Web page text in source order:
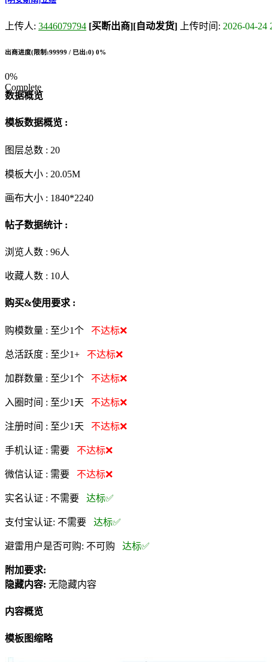
上传人: 3446079794 [买断出商][自动发货] 上传时间: 2026-04-24
出商进度(限制:99999 / 已出:0) 0%
0%
Complete
数据概览
模板数据概览 :
图层总数 : 20
模板大小 : 20.05M
画布大小 : 1840*2240
帖子数据统计 :
浏览人数 : 96人
收藏人数 : 10人
购买&使用要求 :
购模数量 : 至少1个 不达标❌
总活跃度 : 至少1+ 不达标❌
加群数量 : 至少1个 不达标❌
入圈时间 : 至少1天 不达标❌
注册时间 : 至少1天 不达标❌
手机认证 : 需要 不达标❌
微信认证 : 需要 不达标❌
实名认证 : 不需要 达标✅
支付宝认证: 不需要 达标✅
避雷用户是否可购: 不可购 达标✅
附加要求:
隐藏内容: 无隐藏内容
内容概览
模板图缩略